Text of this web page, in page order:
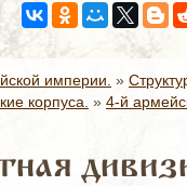
империи. »
корпуса. » 4-й